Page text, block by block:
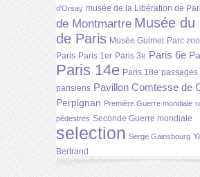
d'Orsay musée de la Libération de
de Montmartre Musée du
de Paris Musée Guimet Parc
Paris Paris 1er Paris 3e Paris 6e
Paris 14e Paris 18e passages
parisiens Pavillon Comtesse de
Perpignan Première Guerre mondiale
pédestres Seconde Guerre mondiale
selection Serge Gainsbourg
Bertrand